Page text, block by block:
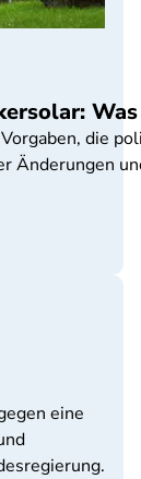
die
Änderungen
eine